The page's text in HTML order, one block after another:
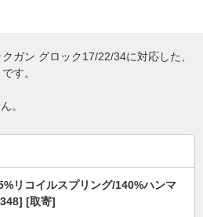
ガン グロック17/22/34に対応した、
す。
。
リコイルスプリング/140%ハンマ
[取寄]